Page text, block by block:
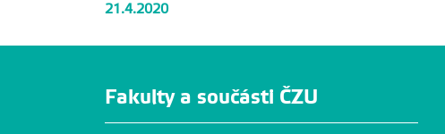
21.4.2020
Fakulty a součásti ČZU